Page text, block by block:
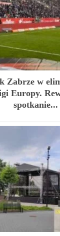
Zabrze w
Europy.
spotkanie...